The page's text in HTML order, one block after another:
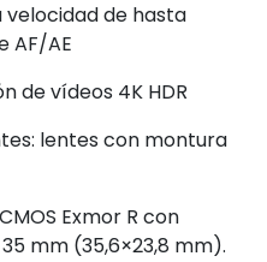
de hasta
AF/AE
de vídeos 4K HDR
lentes con montura
Exmor R con
mm (35,6×23,8 mm).